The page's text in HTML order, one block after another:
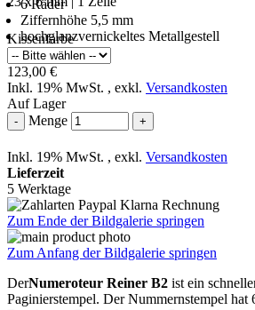
6 Räder
Ziffernhöhe 5,5 mm
hochglanzvernickeltes Metallgestell
Kissenfarbe
123,00 €
Inkl. 19% MwSt. , exkl. Versandkosten
Auf Lager
- Menge +
Inkl. 19% MwSt. , exkl. Versandkosten
Lieferzeit
5 Werktage
Zum Ende der Bildgalerie springen
Zum Anfang der Bildgalerie springen
DerNumeroteur Reiner B2 ist ein
Paginierstempel. Der Nummernstempel hat